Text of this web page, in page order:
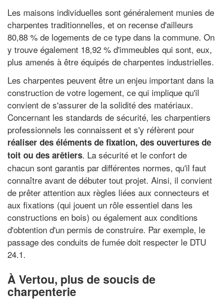
Les maisons individuelles sont généralement munies de
charpentes traditionnelles, et on recense d'ailleurs
80,88 % de logements de ce type dans la commune. On
y trouve également 18,92 % d'immeubles qui sont, eux,
plus amenés à être équipés de charpentes industrielles.
Les charpentes peuvent être un enjeu important dans la
construction de votre logement, ce qui implique qu'il
convient de s'assurer de la solidité des matériaux.
Concernant les standards de sécurité, les charpentiers
professionnels les connaissent et s'y réfèrent pour
réaliser des éléments de fixation, des ouvertures de
toit ou des arêtiers. La sécurité et le confort de
chacun sont garantis par différentes normes, qu'il faut
connaître avant de débuter tout projet. Ainsi, il convient
de prêter attention aux règles liées aux connecteurs et
aux fixations (qui jouent un rôle essentiel dans les
constructions en bois) ou également aux conditions
d'obtention d'un permis de construire. Par exemple, le
passage des conduits de fumée doit respecter le DTU
24.1.
À Vertou, plus de soucis de
charpenterie